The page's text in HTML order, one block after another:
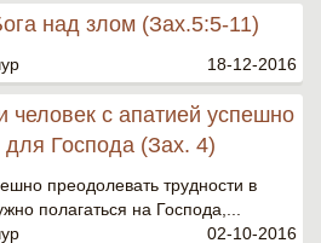
над злом (Зах.5:5-11)
18-12-2016
человек с апатией успешно
для Господа (Зах. 4)
преодолевать трудности в
полагаться на Господа,...
02-10-2016